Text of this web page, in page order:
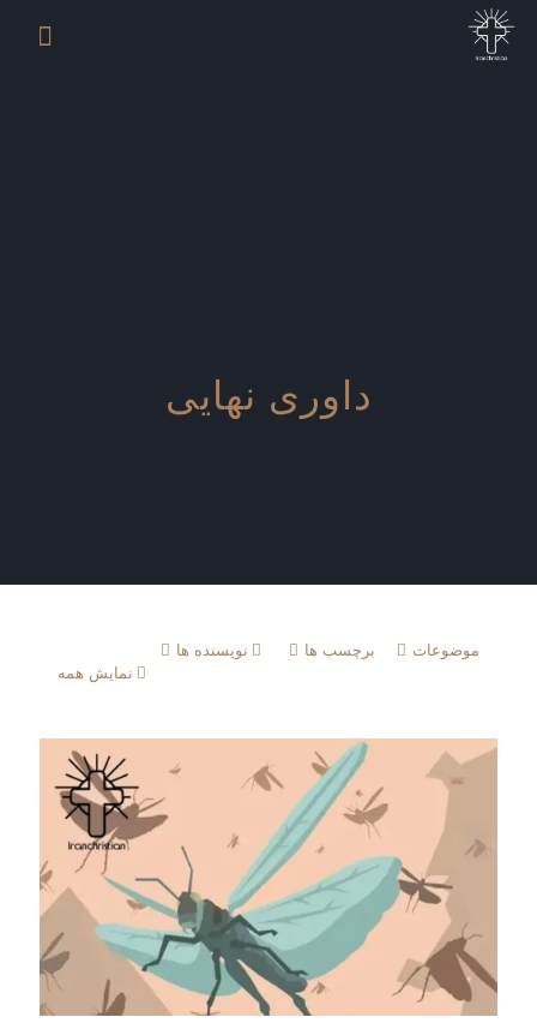
داوری نهایی
موضوعات برچسب ها
نویسنده ها
نمایش همه